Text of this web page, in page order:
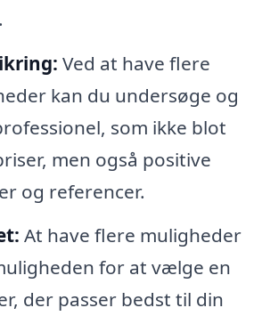
Ved at have flere
kan du undersøge og
som ikke blot
men også positive
og referencer.
At have flere muligheder
for at vælge en
der passer bedst til din